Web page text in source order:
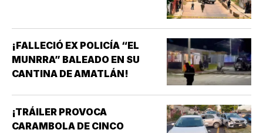
¡FALLECIÓ EX POLICÍA “EL
MUNRRA” BALEADO EN SU
CANTINA DE AMATLÁN!
¡TRÁILER PROVOCA
CARAMBOLA DE CINCO